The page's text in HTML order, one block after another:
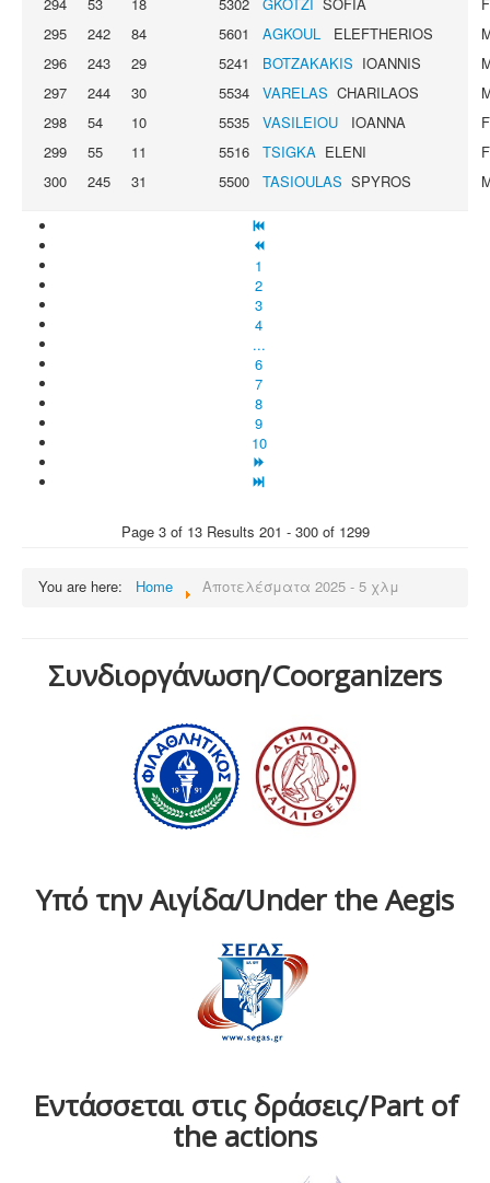
295
242 84 5601 AGKOUL ELEFTHERIOS
296
243 29 5241 BOTZAKAKIS IOANNIS
297
244 30 5534 VARELAS CHARILAOS
298
54 10 5535 VASILEIOU IOANNA
299
55 11 5516 TSIGKA ELENI
300
245 31 5500 TASIOULAS SPYROS
1
2
3
4
...
6
7
8
9
10
Page 3 of 13 Results 201 - 300 of 1299
You are here: Home Αποτελέσματα 2025 - 5 χλμ
Συνδιοργάνωση/Coorganizers
Υπό την Αιγίδα/Under the Aegis
Εντάσσεται στις δράσεις/Part of
the actions